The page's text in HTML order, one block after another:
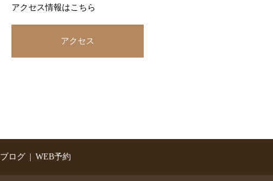
アクセス情報はこちら
アクセス
ブログ WEB予約